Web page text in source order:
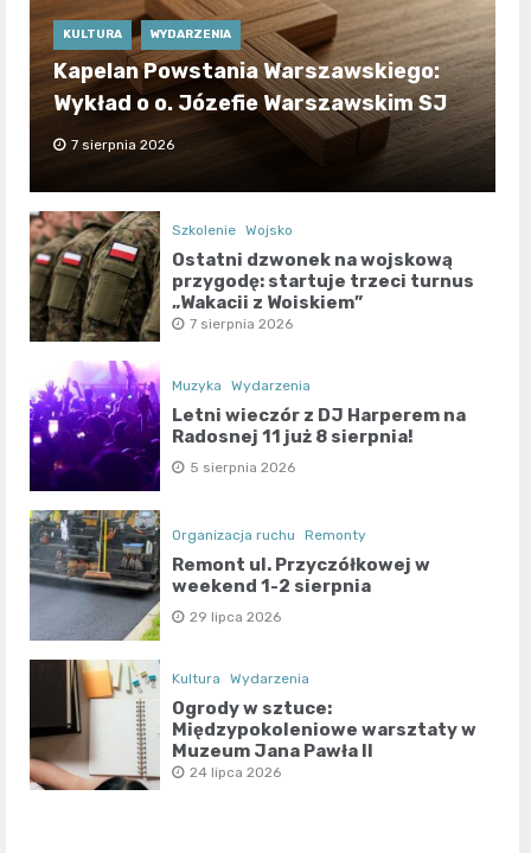
KULTURA WYDARZENIA
Kapelan Powstania Warszawskiego:
Wykład o o. Józefie Warszawskim SJ
7 sierpnia 2026
Szkolenie Wojsko
Ostatni dzwonek na wojskową
przygodę: startuje trzeci turnus
„Wakacji z Wojskiem”
7 sierpnia 2026
Muzyka Wydarzenia
Letni wieczór z DJ Harperem na
Radosnej 11 już 8 sierpnia!
5 sierpnia 2026
Organizacja ruchu Remonty
Remont ul. Przyczółkowej w
weekend 1-2 sierpnia
29 lipca 2026
Kultura Wydarzenia
Ogrody w sztuce:
Międzypokoleniowe warsztaty w
Muzeum Jana Pawła II
24 lipca 2026